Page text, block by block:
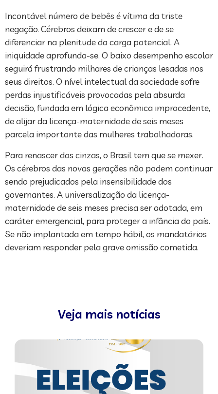
Incontável número de bebês é vítima da triste
negação. Cérebros deixam de crescer e de se
diferenciar na plenitude da carga potencial. A
iniquidade aprofunda-se. O baixo desempenho escolar
seguirá frustrando milhares de crianças lesadas nos
seus direitos. O nível intelectual da sociedade sofre
perdas injustificáveis provocadas pela absurda
decisão, fundada em lógica econômica improcedente,
de alijar da licença-maternidade de seis meses
parcela importante das mulheres trabalhadoras.
Para renascer das cinzas, o Brasil tem que se mexer.
Os cérebros das novas gerações não podem continuar
sendo prejudicados pela insensibilidade dos
governantes. A universalização da licença-
maternidade de seis meses precisa ser adotada, em
caráter emergencial, para proteger a infância do país.
Se não implantada em tempo hábil, os mandatários
deveriam responder pela grave omissão cometida.
Veja mais notícias